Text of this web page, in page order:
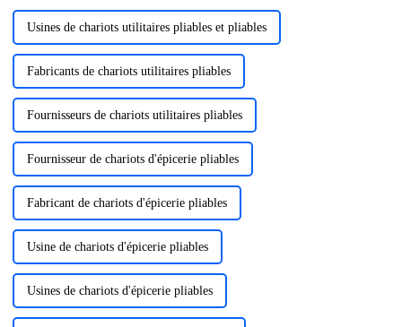
Usines de chariots utilitaires pliables et pliables
Fabricants de chariots utilitaires pliables
Fournisseurs de chariots utilitaires pliables
Fournisseur de chariots d'épicerie pliables
Fabricant de chariots d'épicerie pliables
Usine de chariots d'épicerie pliables
Usines de chariots d'épicerie pliables